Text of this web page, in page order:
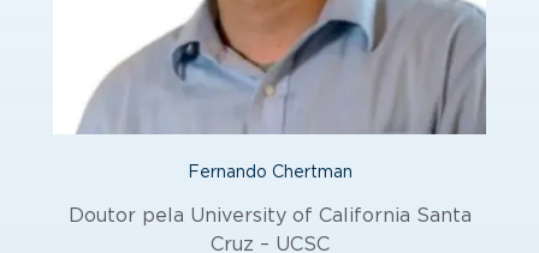
Fernando Chertman
Doutor pela University of California Santa
Cruz – UCSC